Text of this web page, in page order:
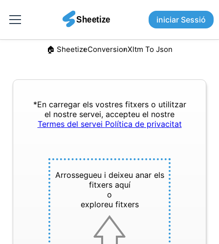
iniciar Sessió
🏠︎ SheetizeConversionXltm To Json
*En carregar els vostres fitxers o utilitzar
el nostre servei, accepteu el nostre
Termes del servei Política de privacitat
Arrossegueu i deixeu anar els
fitxers aquí
o
exploreu fitxers